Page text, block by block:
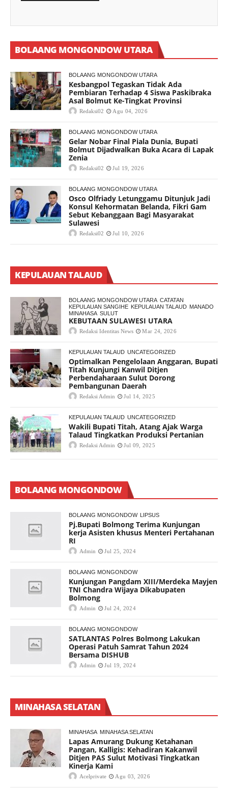
BOLAANG MONGONDOW UTARA
BOLAANG MONGONDOW UTARA
Kesbangpol Tegaskan Tidak Ada
Pembiaran Terhadap 4 Siswa Paskibraka
Asal Bolmut Ke-Tingkat Provinsi
Redaksi02 Agu 04, 2026
BOLAANG MONGONDOW UTARA
Gelar Nobar Final Piala Dunia, Bupati
Bolmut Dijadwalkan Buka Acara di Lapak
Zenia
Redaksi02 Jul 19, 2026
BOLAANG MONGONDOW UTARA
Osco Olfriady Letunggamu Ditunjuk Jadi
Konsul Kehormatan Belanda, Fikri Gam
Sebut Kebanggaan Bagi Masyarakat
Sulawesi
Redaksi02 Jul 10, 2026
KEPULAUAN TALAUD
BOLAANG MONGONDOW UTARA CATATAN
KEPULAUAN SANGIHE KEPULAUAN TALAUD MANADO
MINAHASA SULUT
KEBUTAAN SULAWESI UTARA
Redaksi Identitas News Mar 24, 2026
KEPULAUAN TALAUD UNCATEGORIZED
Optimalkan Pengelolaan Anggaran, Bupati
Titah Kunjungi Kanwil Ditjen
Perbendaharaan Sulut Dorong
Pembangunan Daerah
Redaksi Admin Jul 14, 2025
KEPULAUAN TALAUD UNCATEGORIZED
Wakili Bupati Titah, Atang Ajak Warga
Talaud Tingkatkan Produksi Pertanian
Redaksi Admin Jul 09, 2025
BOLAANG MONGONDOW
BOLAANG MONGONDOW LIPSUS
Pj.Bupati Bolmong Terima Kunjungan
kerja Asisten khusus Menteri Pertahanan
RI
Admin Jul 25, 2024
BOLAANG MONGONDOW
Kunjungan Pangdam XIII/Merdeka Mayjen
TNI Chandra Wijaya Dikabupaten
Bolmong
Admin Jul 24, 2024
BOLAANG MONGONDOW
SATLANTAS Polres Bolmong Lakukan
Operasi Patuh Samrat Tahun 2024
Bersama DISHUB
Admin Jul 19, 2024
MINAHASA SELATAN
MINAHASA MINAHASA SELATAN
Lapas Amurang Dukung Ketahanan
Pangan, Kalligis: Kehadiran Kakanwil
Ditjen PAS Sulut Motivasi Tingkatkan
Kinerja Kami
Acelprivate Agu 03, 2026